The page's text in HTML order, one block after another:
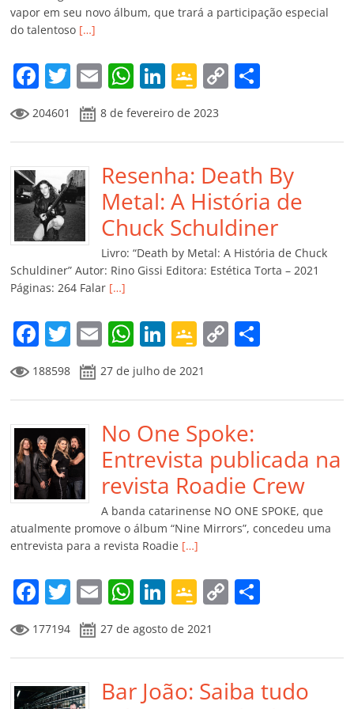
vapor em seu novo álbum, que trará a participação especial
do talentoso […]
F
a
c
e
b
o
o
k
T
w
itt
er
E
m
ai
l
W
h
at
s
A
p
p
Li
n
k
e
dI
n
G
o
o
gl
e
Cl
a
ss
ro
m
C
o
y
Li
n
k
p
ar
til
h
ar
204601 8 de fevereiro de 2023
Resenha: Death By
Metal: A História de
Chuck Schuldiner
Livro: “Death by Metal: A História de Chuck
Schuldiner” Autor: Rino Gissi Editora: Estética Torta – 2021
Páginas: 264 Falar […]
F
a
c
e
b
o
o
k
T
w
itt
er
E
m
ai
l
W
h
at
s
A
p
p
Li
n
k
e
dI
n
G
o
o
gl
e
Cl
a
ss
ro
o
m
C
o
y
Li
n
k
p
til
h
ar
188598 27 de julho de 2021
No One Spoke:
Entrevista publicada na
revista Roadie Crew
A banda catarinense NO ONE SPOKE, que
atualmente promove o álbum “Nine Mirrors”, concedeu uma
entrevista para a revista Roadie […]
F
a
c
e
b
T
w
itt
er
E
m
ai
l
W
h
at
s
A
Li
n
k
e
dI
G
o
o
gl
e
C
o
y
Li
p
ar
177194 27 de agosto de 2021
Bar João: Saiba tudo